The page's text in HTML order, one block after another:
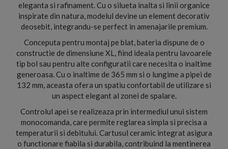
eleganta si rafinament. Cu o silueta inalta si linii organice
inspirate din natura, modelul devine un element decorativ
deosebit, integrandu-se perfect in amenajarile premium.
Conceputa pentru montaj pe blat, bateria dispune de o
constructie de dimensiune XL, fiind ideala pentru lavoarele
tip bol sau pentru alte configuratii care necesita o inaltime
generoasa. Cu o inaltime de 365 mm si o lungime a pipei de
132 mm, aceasta ofera un spatiu confortabil de utilizare si
un aspect elegant al zonei de spalare.
Controlul apei se realizeaza prin intermediul unui sistem
monocomanda, care permite reglarea simpla si precisa a
temperaturii si debitului. Cartusul ceramic integrat asigura
o functionare fiabila si durabila, contribuind la mentinerea